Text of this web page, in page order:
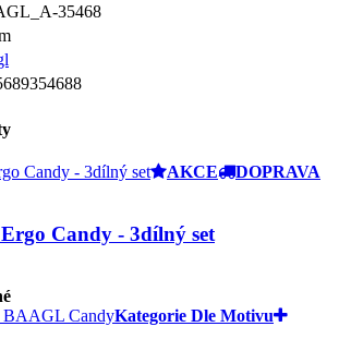
35468
AKCE
DOPRAVA
Candy - 3dílný set
Kategorie Dle Motivu